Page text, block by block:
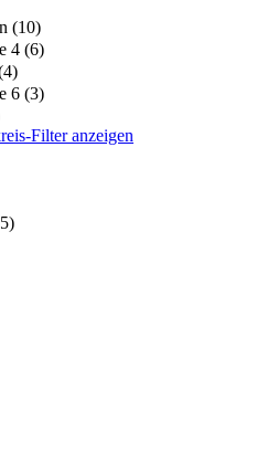
(10)
4 (6)
6 (3)
Filter anzeigen